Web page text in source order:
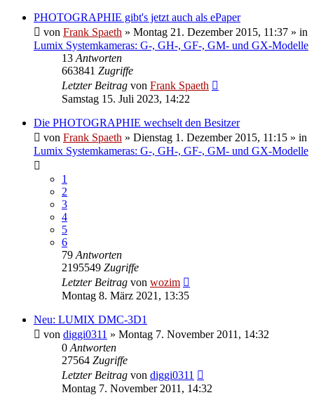
PHOTOGRAPHIE gibt's jetzt auch als ePaper
von Frank Spaeth » Montag 21. Dezember 2015, 11:37 » in
Lumix Systemkameras: G-, GH-, GF-, GM- und GX-Modelle
13 Antworten
663841 Zugriffe
Letzter Beitrag von Frank Spaeth
Samstag 15. Juli 2023, 14:22
Die PHOTOGRAPHIE wechselt den Besitzer
von Frank Spaeth » Dienstag 1. Dezember 2015, 11:15 » in
Lumix Systemkameras: G-, GH-, GF-, GM- und GX-Modelle
1
2
3
4
5
6
79 Antworten
2195549 Zugriffe
Letzter Beitrag von wozim
Montag 8. März 2021, 13:35
Neu: LUMIX DMC-3D1
von diggi0311 » Montag 7. November 2011, 14:32
0 Antworten
27564 Zugriffe
Letzter Beitrag von diggi0311
Montag 7. November 2011, 14:32